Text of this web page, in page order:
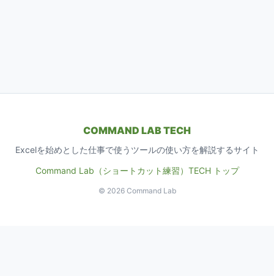
COMMAND LAB TECH
Excelを始めとした仕事で使うツールの使い方を解説するサイト
Command Lab（ショートカット練習） TECH トップ
© 2026 Command Lab